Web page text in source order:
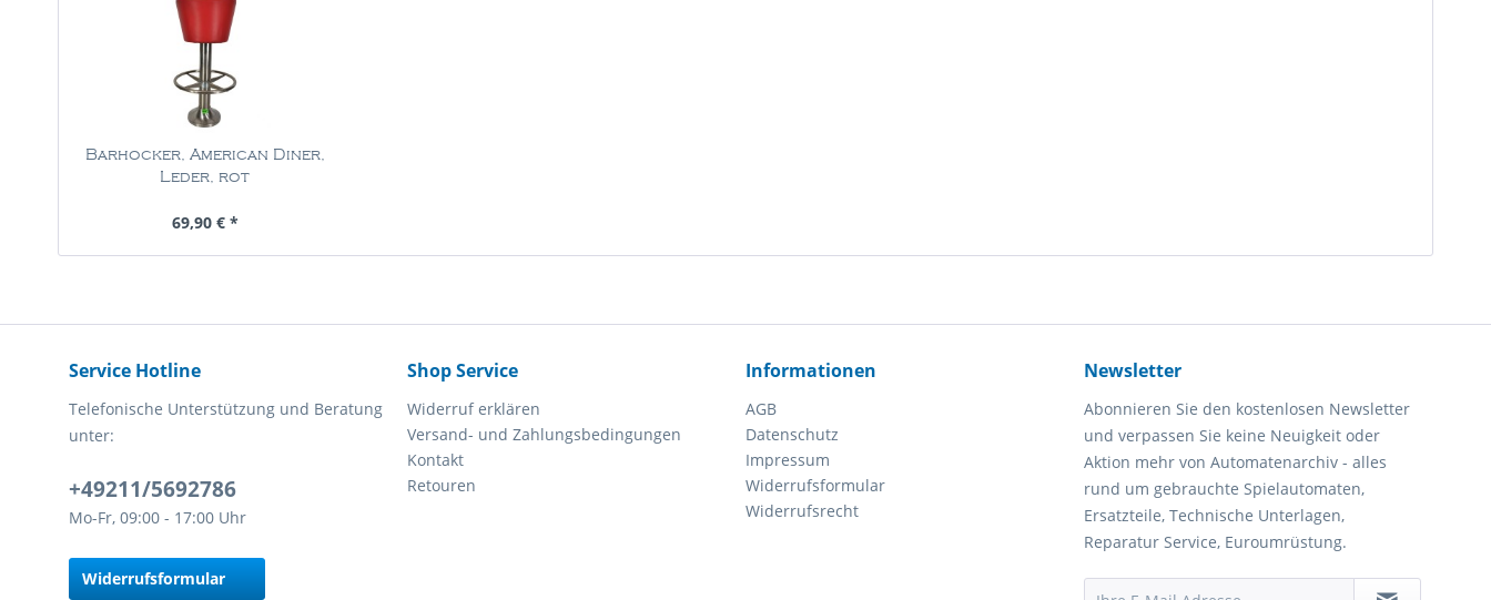
Barhocker, American Diner,
Leder, rot
Inhalt 1 Stück
69,90 € *
Service Hotline
Telefonische Unterstützung und Beratung
unter:
+49211/5692786
Mo-Fr, 09:00 - 17:00 Uhr
Widerrufsformular
Shop Service
Widerruf erklären
Versand- und Zahlungsbedingungen
Kontakt
Retouren
Informationen
AGB
Datenschutz
Impressum
Widerrufsformular
Widerrufsrecht
Newsletter
Abonnieren Sie den kostenlosen Newsletter
und verpassen Sie keine Neuigkeit oder
Aktion mehr von Automatenarchiv - alles
rund um gebrauchte Spielautomaten,
Ersatzteile, Technische Unterlagen,
Reparatur Service, Euroumrüstung.